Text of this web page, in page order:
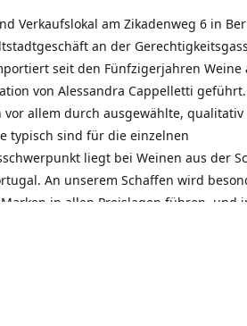
Verkaufslokal am Zikadenweg 6 in
an der
seit den Fünfzigerjahren Weine
von Alessandra Cappelletti
allem durch ausgewählte, qualitativ
typisch sind für die einzelnen
liegt bei Weinen aus der
An unserem Schaffen wird
in allen Preislagen führen, und